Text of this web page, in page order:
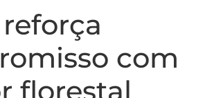
com
florestal